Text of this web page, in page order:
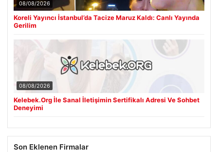
08/08/2026
Koreli Yayıncı İstanbul’da Tacize Maruz Kaldı: Canlı Yayında
Gerilim
08/08/2026
Kelebek.Org İle Sanal İletişimin Sertifikalı Adresi Ve Sohbet
Deneyimi
Son Eklenen Firmalar